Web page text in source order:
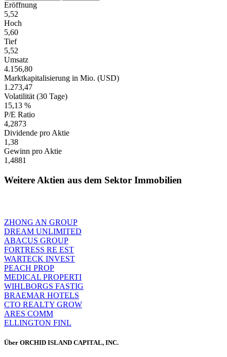
Eröffnung
5,52
Hoch
5,60
Tief
5,52
Umsatz
4.156,80
Marktkapitalisierung in Mio. (USD)
1.273,47
Volatilität (30 Tage)
15,13 %
P/E Ratio
4,2873
Dividende pro Aktie
1,38
Gewinn pro Aktie
1,4881
Weitere Aktien aus dem Sektor Immobilien
ZHONG AN GROUP
DREAM UNLIMITED
ABACUS GROUP
FORTRESS RE EST
WARTECK INVEST
PEACH PROP
MEDICAL PROPERTI
WIHLBORGS FASTIG
BRAEMAR HOTELS
CTO REALTY GROW
ARES COMM
ELLINGTON FINL
Über ORCHID ISLAND CAPITAL, INC.